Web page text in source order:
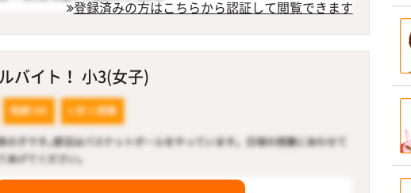
登録済みの方はこちらから認証して閲覧できます
バイト！ 小3(女子)